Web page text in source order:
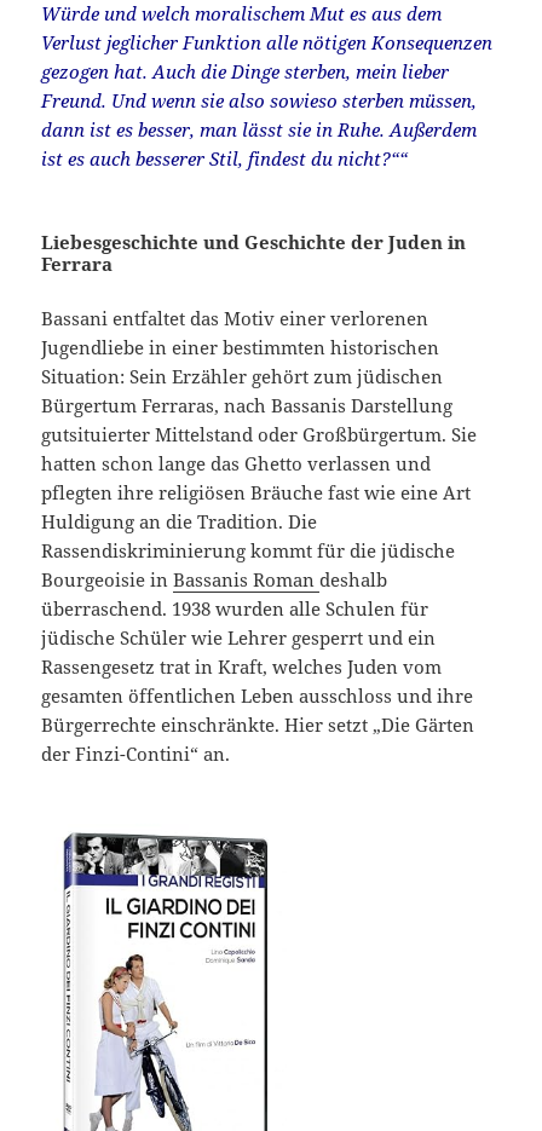
Würde und welch moralischem Mut es aus dem
Verlust jeglicher Funktion alle nötigen Konsequenzen
gezogen hat. Auch die Dinge sterben, mein lieber
Freund. Und wenn sie also sowieso sterben müssen,
dann ist es besser, man lässt sie in Ruhe. Außerdem
ist es auch besserer Stil, findest du nicht?““
Liebesgeschichte und Geschichte der Juden in
Ferrara
Bassani entfaltet das Motiv einer verlorenen
Jugendliebe in einer bestimmten historischen
Situation: Sein Erzähler gehört zum jüdischen
Bürgertum Ferraras, nach Bassanis Darstellung
gutsituierter Mittelstand oder Großbürgertum. Sie
hatten schon lange das Ghetto verlassen und
pflegten ihre religiösen Bräuche fast wie eine Art
Huldigung an die Tradition. Die
Rassendiskriminierung kommt für die jüdische
Bourgeoisie inBassanis Romandeshalb
überraschend. 1938 wurden alle Schulen für
jüdische Schüler wie Lehrer gesperrt und ein
Rassengesetz trat in Kraft, welches Juden vom
gesamten öffentlichen Leben ausschloss und ihre
Bürgerrechte einschränkte. Hier setzt „Die Gärten
der Finzi-Contini“ an.